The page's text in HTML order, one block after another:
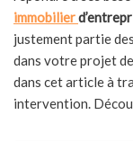
immobilier
justement partie
dans votre projet
dans cet article à
intervention.